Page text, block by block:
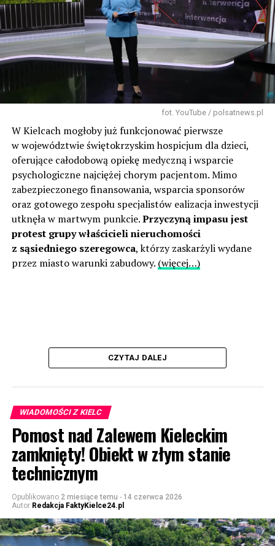
fot. YouTube / polsatnews.pl
W Kielcach mogłoby już funkcjonować pierwsze
w województwie świętokrzyskim hospicjum dla dzieci,
oferujące całodobową opiekę medyczną i wsparcie
psychologiczne najciężej chorym pacjentom. Mimo
zabezpieczonego finansowania, wsparcia sponsorów
oraz gotowego zespołu specjalistów ealizacja inwestycji
utknęła w martwym punkcie.Przyczyną impasu jest
protest grupy właścicieli nieruchomości
z sąsiedniego szeregowca, którzy zaskarżyli wydane
przez miasto warunki zabudowy. (więcej…)
CZYTAJ DALEJ
WIADOMOŚCI Z KIELC
Pomost nad Zalewem Kieleckim
zamknięty! Obiekt w złym stanie
technicznym
Opublikowano 2 miesiące temu - 14 czerwca 2026
Autor Redakcja FaktyKielce24.pl